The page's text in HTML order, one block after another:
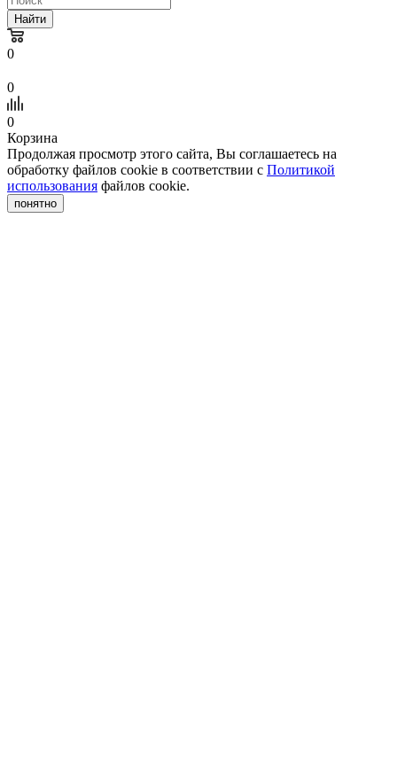
Найти
0
0
0
Корзина
Продолжая просмотр этого сайта, Вы соглашаетесь на
обработку файлов cookie в соответствии с Политикой
использования файлов cookie.
понятно